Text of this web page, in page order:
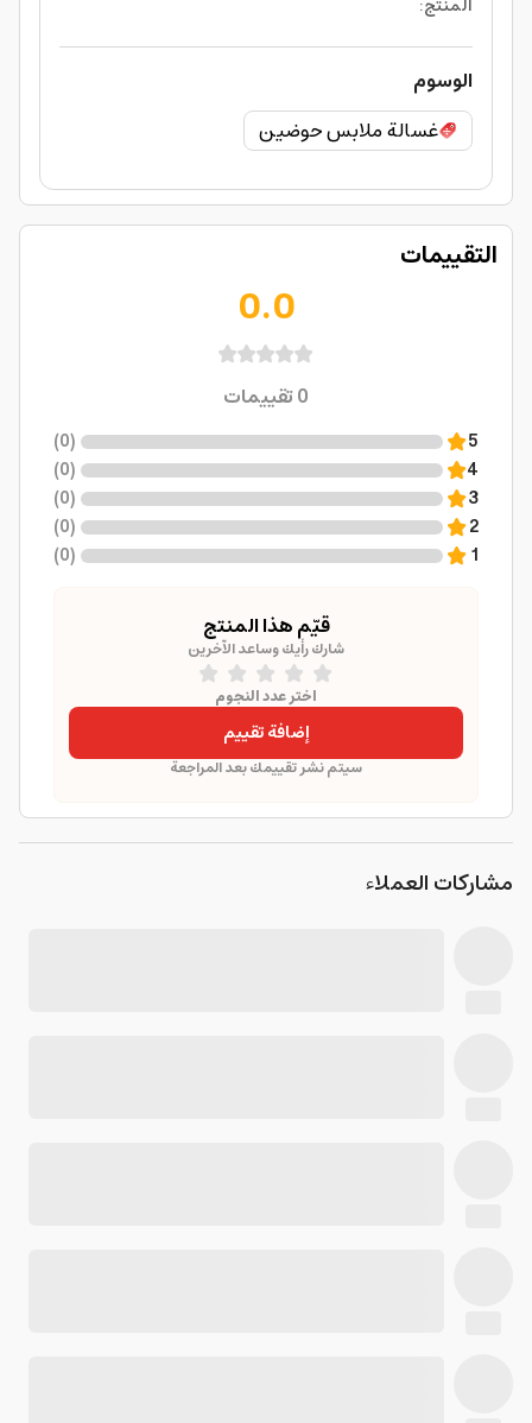
المنتج:
الوسوم
غسالة ملابس حوضين
التقييمات
0.0
0تقييمات
5
(
0
)
4
(
0
)
3
(
0
)
2
(
0
)
1
(
0
)
قيّم هذا المنتج
شارك رأيك وساعد الآخرين
اختر عدد النجوم
إضافة تقييم
سيتم نشر تقييمك بعد المراجعة
مشاركات العملاء